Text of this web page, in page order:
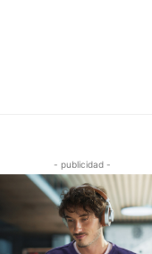
- publicidad -